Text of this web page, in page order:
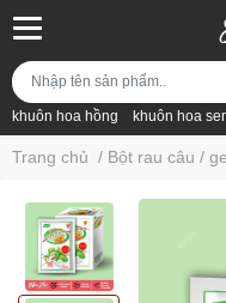
khuôn hoa hồng khuôn hoa
Trang chủ / Bột rau câu /